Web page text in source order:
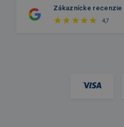
Zákaznícke recenzie
4,7